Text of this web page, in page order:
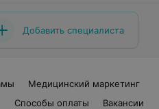
Добавить специалиста
Медицинский маркетинг
Способы оплаты Вакансии